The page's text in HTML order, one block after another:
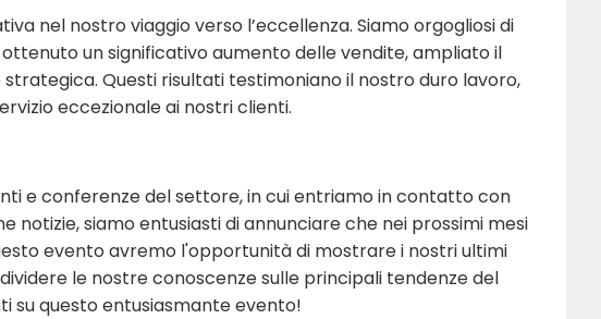
nel nostro viaggio verso l’eccellenza. Siamo orgogliosi di
un significativo aumento delle vendite, ampliato il
Questi risultati testimoniano il nostro duro lavoro,
eccezionale ai nostri clienti.
e conferenze del settore, in cui entriamo in contatto con
siamo entusiasti di annunciare che nei prossimi mesi
evento avremo l'opportunità di mostrare i nostri ultimi
le nostre conoscenze sulle principali tendenze del
su questo entusiasmante evento!